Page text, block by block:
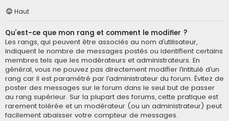
Haut
Qu’est-ce que mon rang et comment le modifier ?
Les rangs, qui peuvent être associés au nom d’utilisateur,
indiquent le nombre de messages postés ou identifient certains
membres tels que les modérateurs et administrateurs. En
général, vous ne pouvez pas directement modifier l’intitulé d’un
rang car il est paramétré par l’administrateur du forum. Évitez de
poster des messages sur le forum dans le seul but de passer
au rang supérieur. Sur la plupart des forums, cette pratique est
rarement tolérée et un modérateur (ou un administrateur) peut
facilement abaisser votre compteur de messages.